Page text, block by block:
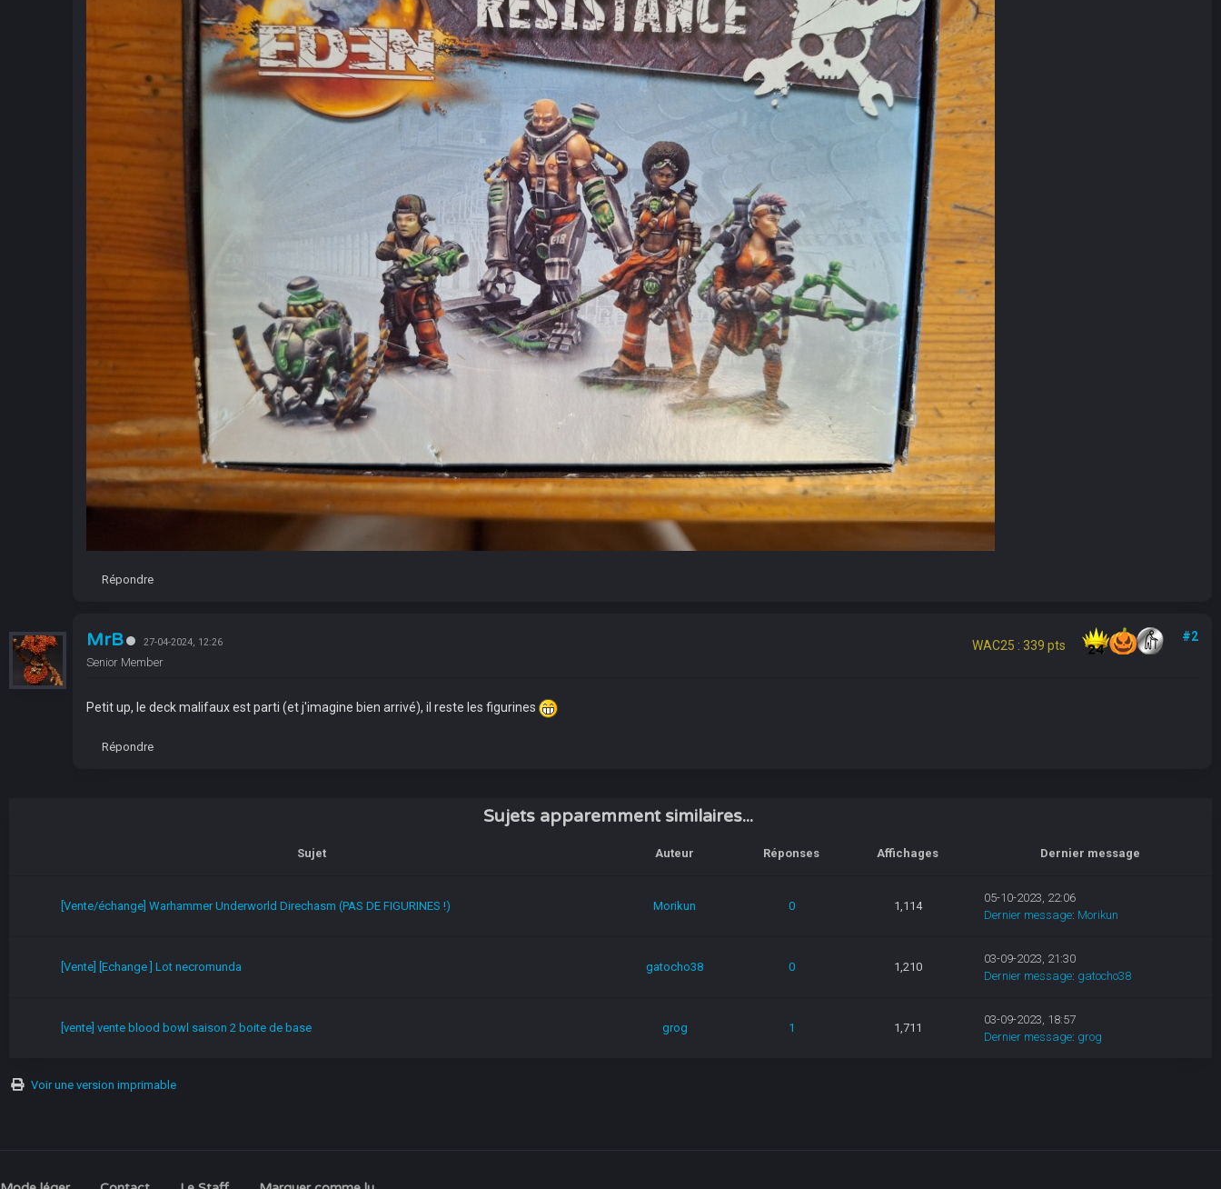
Répondre
MrB 27-04-2024, 12:26
Senior Member
WAC25 : 339 pts
#2
Petit up, le deck malifaux est parti (et j'imagine bien arrivé), il reste les figurines
Répondre
Sujets apparemment similaires...
Sujet Auteur Réponses Affichages Dernier message
[Vente/échange] Warhammer Underworld Direchasm (PAS DE FIGURINES !) Morikun 0 1,114
05-10-2023, 22:06
Dernier message: Morikun
[Vente] [Echange ] Lot necromunda gatocho38 0 1,210
03-09-2023, 21:30
Dernier message: gatocho38
[vente] vente blood bowl saison 2 boite de base grog 1 1,711
03-09-2023, 18:57
Dernier message: grog
Voir une version imprimable